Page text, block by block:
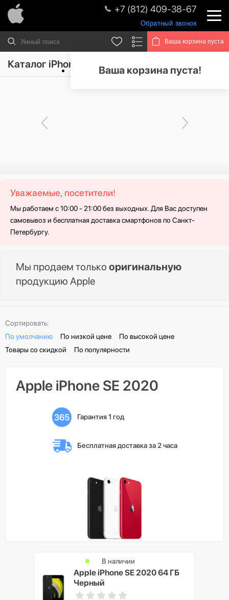
+7 (812) 409-38-67
Обратный звонок
Ваша корзина пуста
Ваша корзина пуста!
Каталог iPhone SE 2020
Уважаемые, посетители!
Мы работаем с 10:00 - 21:00 без выходных. Для Вас доступен
самовывоз и бесплатная доставка смартфонов по Санкт-
Петербургу.
Мы продаем только оригинальную
продукцию Apple
Сортировать:
По умолчанию
По низкой цене
По высокой цене
Товары со скидкой
По популярности
Apple iPhone SE 2020
Гарантия 1 год
Бесплатная доставка за 2 часа
Apple iPhone SE 2020 64 ГБ
Черный
В наличии